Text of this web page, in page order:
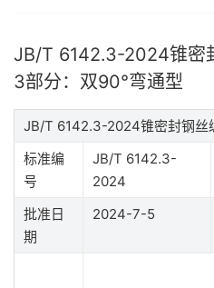
JB/T 6142.3-2024锥密
3部分：双90°弯通型
JB/T 6142.3-2024锥密封钢丝
标准编
号
JB/T 6142.3-
2024
批准日
期
2024-7-5